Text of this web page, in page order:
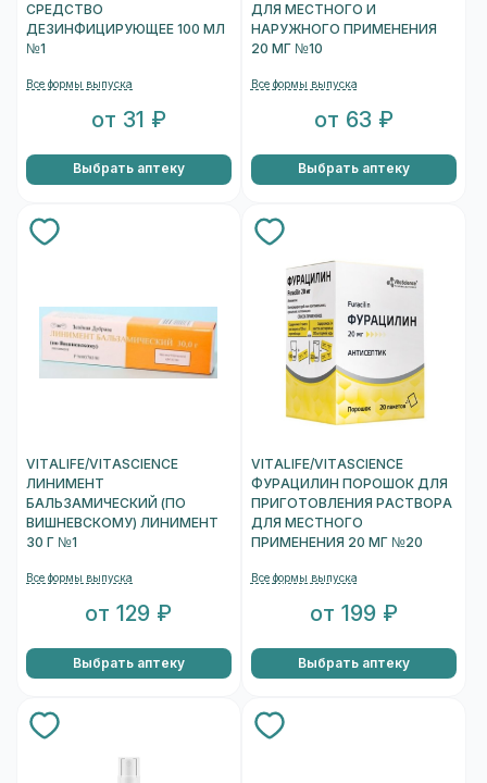
СРЕДСТВО
ДЕЗИНФИЦИРУЮЩЕЕ 100 МЛ
№1
Все формы выпуска
от 31 ₽
Выбрать аптеку
ДЛЯ МЕСТНОГО И
НАРУЖНОГО ПРИМЕНЕНИЯ
20 МГ №10
Все формы выпуска
от 63 ₽
Выбрать аптеку
VITALIFE/VITASCIENCE
ЛИНИМЕНТ
БАЛЬЗАМИЧЕСКИЙ (ПО
ВИШНЕВСКОМУ) ЛИНИМЕНТ
30 Г №1
Все формы выпуска
от 129 ₽
Выбрать аптеку
VITALIFE/VITASCIENCE
ФУРАЦИЛИН ПОРОШОК ДЛЯ
ПРИГОТОВЛЕНИЯ РАСТВОРА
ДЛЯ МЕСТНОГО
ПРИМЕНЕНИЯ 20 МГ №20
Все формы выпуска
от 199 ₽
Выбрать аптеку